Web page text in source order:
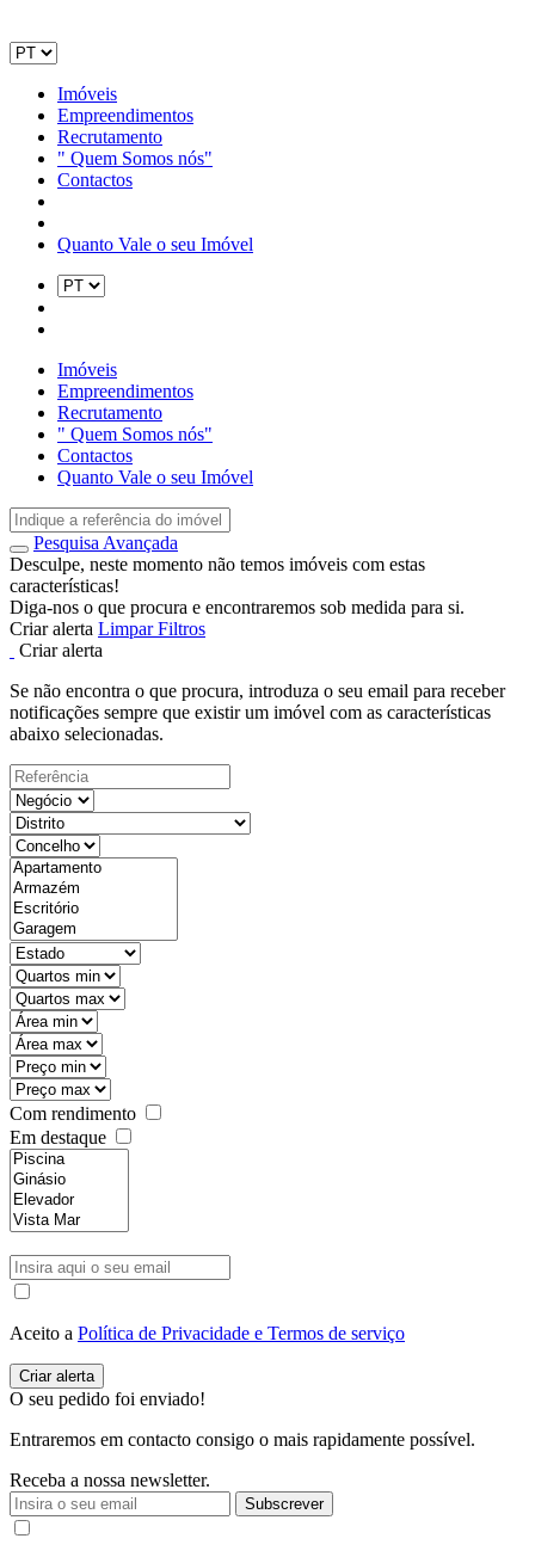
Imóveis
Empreendimentos
Recrutamento
" Quem Somos nós"
Contactos
Quanto Vale o seu Imóvel
Imóveis
Empreendimentos
Recrutamento
" Quem Somos nós"
Contactos
Quanto Vale o seu Imóvel
Pesquisa Avançada
Desculpe, neste momento não temos imóveis com estas
características!
Diga-nos o que procura e encontraremos sob medida para si.
Criar alerta Limpar Filtros
Criar alerta
Se não encontra o que procura, introduza o seu email para receber
notificações sempre que existir um imóvel com as características
abaixo selecionadas.
Com rendimento
Em destaque
Aceito a Política de Privacidade e Termos de serviço
O seu pedido foi enviado!
Entraremos em contacto consigo o mais rapidamente possível.
Receba a nossa newsletter.
Subscrever